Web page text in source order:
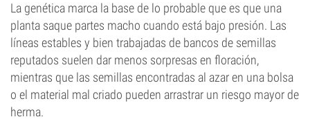
La genética marca la base de lo probable que es que una
planta saque partes macho cuando está bajo presión. Las
líneas estables y bien trabajadas de bancos de semillas
reputados suelen dar menos sorpresas en floración,
mientras que las semillas encontradas al azar en una bolsa
o el material mal criado pueden arrastrar un riesgo mayor de
herma.